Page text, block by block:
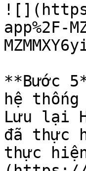
app%2F-
**Bước
hệ
Lưu lại
đã thực
thực